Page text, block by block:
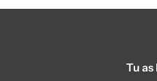
Tu as